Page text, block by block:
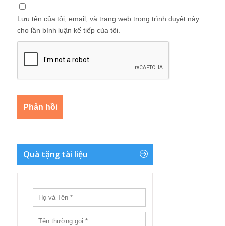
Lưu tên của tôi, email, và trang web trong trình duyệt này
cho lần bình luận kế tiếp của tôi.
Quà tặng tài liệu